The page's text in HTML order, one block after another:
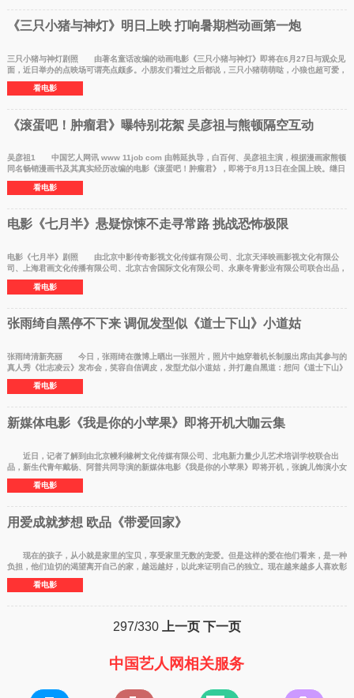
《三只小猪与神灯》明日上映 打响暑期档动画第一炮
三只小猪与神灯剧照 由著名童话改编的动画电影《三只小猪与神灯》即将在6月27日与观众见
面，近日举办的点映场可谓亮点颇多。小朋友们看过之后都说，三只小猪萌萌哒，小狼也超可爱，
至于剧情方面
看电影
《滚蛋吧！肿瘤君》曝特别花絮 吴彦祖与熊顿隔空互动
吴彦祖1 中国艺人网讯 www 11job com 由韩延执导，白百何、吴彦祖主演，根据漫画家熊顿
同名畅销漫画书及其真实经历改编的电影《滚蛋吧！肿瘤君》，即将于8月13日在全国上映。继日
前电影频道20
看电影
电影《七月半》悬疑惊悚不走寻常路 挑战恐怖极限
电影《七月半》剧照 由北京中影传奇影视文化传媒有限公司、北京天泽映画影视文化有限公
司、上海君画文化传播有限公司、北京古舍国际文化有限公司、永康冬青影业有限公司联合出品，
北京基点影视
看电影
张雨绮自黑停不下来 调侃发型似《道士下山》小道姑
张雨绮清新亮丽 今日，张雨绮在微博上晒出一张照片，照片中她穿着机长制服出席由其参与的
真人秀《壮志凌云》发布会，笑容自信调皮，发型尤似小道姑，并打趣自黑道：想问《道士下山》
需要女飞行
看电影
新媒体电影《我是你的小苹果》即将开机大咖云集
近日，记者了解到由北京幔利橡树文化传媒有限公司、北电新力量少儿艺术培训学校联合出
品，新生代青年戴杨、阿普共同导演的新媒体电影《我是你的小苹果》即将开机，张婉儿饰演小女
一号，内地青
看电影
用爱成就梦想 欧品《带爱回家》
现在的孩子，从小就是家里的宝贝，享受家里无数的宠爱。但是这样的爱在他们看来，是一种
负担，他们迫切的渴望离开自己的家，越远越好，以此来证明自己的独立。现在越来越多人喜欢彰
显自己的个
看电影
297/330 上一页 下一页
中国艺人网相关服务